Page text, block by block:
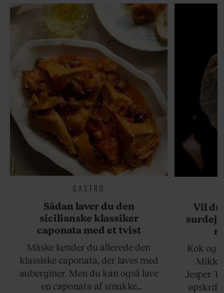
GASTRO
Sådan laver du den
sicilianske klassiker
caponata med et tvist
Måske kender du allerede den
klassiske caponata, der laves med
auberginer. Men du kan også lave
en caponata af smukke
Vil du
Kok og
Jesper
opskrift